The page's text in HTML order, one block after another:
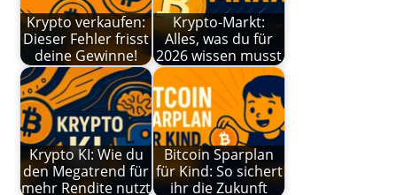
Krypto verkaufen:
Dieser Fehler frisst
deine Gewinne!
Krypto-Markt:
Alles, was du für
2026 wissen musst
Krypto KI: Wie du
den Megatrend für
mehr Rendite nutzt
Bitcoin Sparplan
für Kind: So sichert
ihr die Zukunft